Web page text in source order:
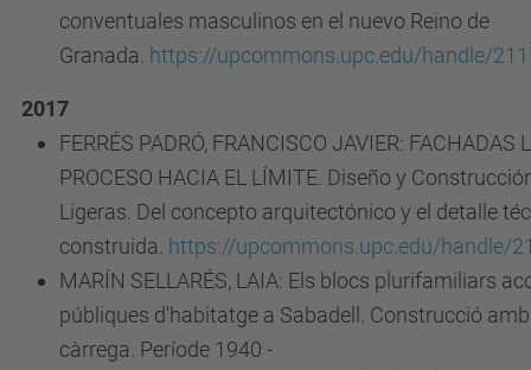
conventuales masculinos en el nuevo Reino de
Granada. https://upcommons.upc.edu/handle/
2017
FERRÉS PADRÓ, FRANCISCO JAVIER: FACHADAS
PROCESO HACIA EL LÍMITE. Diseño y
Ligeras. Del concepto arquitectónico y el detalle
construida. https://upcommons.upc.edu/handle/
MARÍN SELLARÉS, LAIA: Els blocs plurifamiliars
públiques d'habitatge a Sabadell. Construcció
càrrega. Període 1940 -